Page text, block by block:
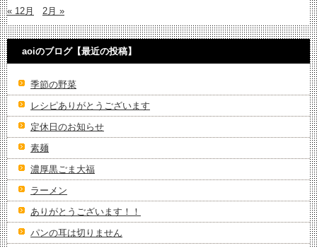
« 12月 2月 »
aoiのブログ【最近の投稿】
季節の野菜
レシピありがとうございます
定休日のお知らせ
素麺
濃厚黒ごま大福
ラーメン
ありがとうございます！！
パンの耳は切りません